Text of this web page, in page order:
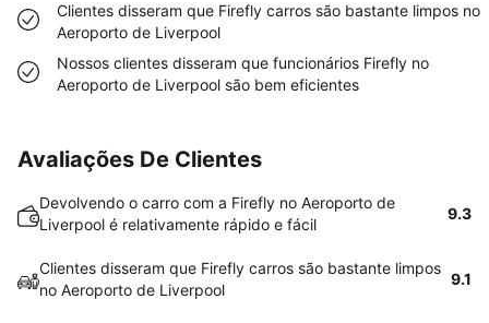
Clientes disseram que Firefly carros são bastante limpos no
Aeroporto de Liverpool
Nossos clientes disseram que funcionários Firefly no
Aeroporto de Liverpool são bem eficientes
Avaliações De Clientes
Devolvendo o carro com a Firefly no Aeroporto de
Liverpool é relativamente rápido e fácil
9.3
Clientes disseram que Firefly carros são bastante limpos
no Aeroporto de Liverpool
9.1